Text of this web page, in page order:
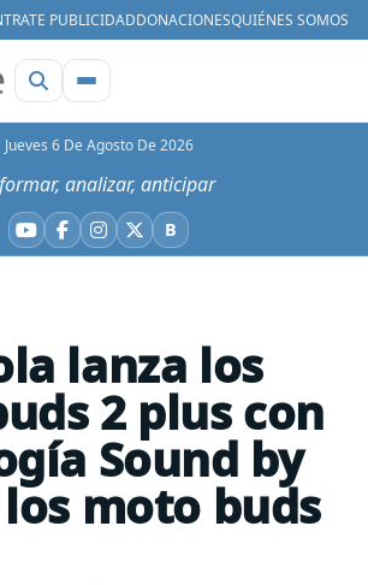
PUBLICIDADDONACIONESQUIÉNES SOMOS
Jueves 6 De Agosto De 2026
analizar, anticipar
YouTube
Facebook
Instagram
X BBluesky
lanza los
2 plus con
Sound by
los moto buds